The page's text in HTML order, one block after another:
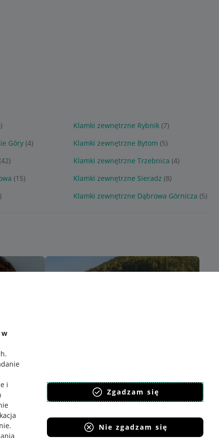
w
.
i
.
Zgadzam się
Nie zgadzam się
Klamki zewnętrzne Rybnik (7)
Góry (4) Klamki zewnętrzne Bytom (5)
Klamki zewnętrzne Trzebnica (4)
(15) Klamki zewnętrzne Sieradz (8)
Klamki zewnętrzne Dąbrowa Górnicza (5)